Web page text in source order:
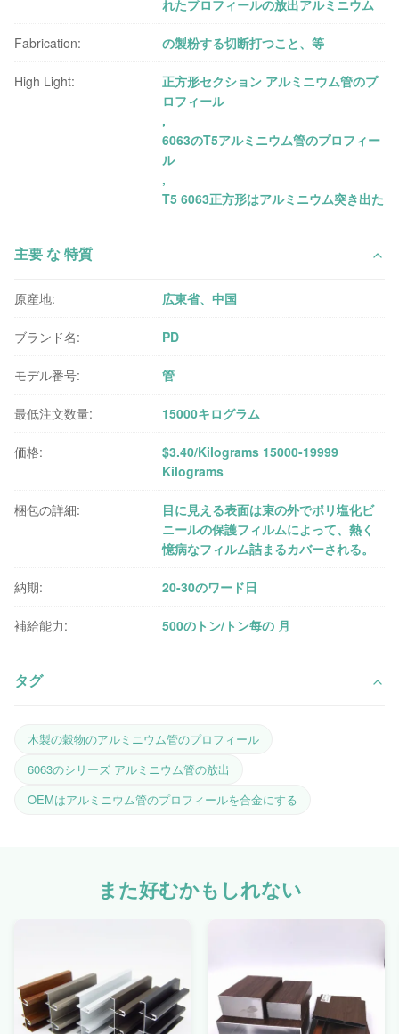
れたプロフィールの放出アルミニウム
Fabrication: の製粉する切断打つこと、等
High Light:
正方形セクション アルミニウム管のプ
ロフィール
,
6063のT5アルミニウム管のプロフィー
ル
,
T5 6063正方形はアルミニウム突き出た
主要 な 特質
原産地: 広東省、中国
ブランド名: PD
モデル番号: 管
最低注文数量: 15000キログラム
価格:
$3.40/Kilograms 15000-19999
Kilograms
梱包の詳細:
目に見える表面は束の外でポリ塩化ビ
ニールの保護フィルムによって、熱く
憶病なフィルム詰まるカバーされる。
納期: 20-30のワード日
補給能力: 500のトン/トン每の 月
タグ
木製の穀物のアルミニウム管のプロフィール
6063のシリーズ アルミニウム管の放出
OEMはアルミニウム管のプロフィールを合金にする
また好むかもしれない